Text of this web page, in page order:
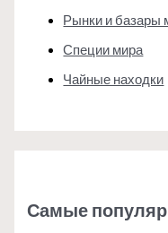
Рынки и базары
Специи мира
Чайные находки
Самые